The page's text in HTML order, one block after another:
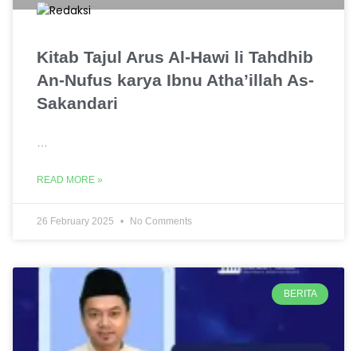
Kitab Tajul Arus Al-Hawi li Tahdhib
An-Nufus karya Ibnu Atha’illah As-
Sakandari
…
READ MORE »
26 February 2025 No Comments
BERITA